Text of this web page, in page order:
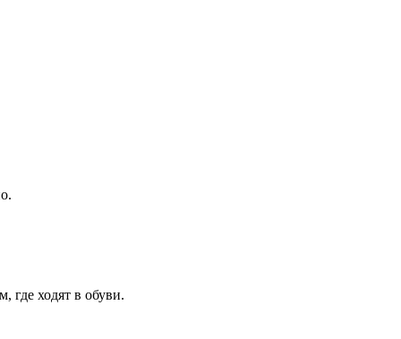
где ходят в обуви.